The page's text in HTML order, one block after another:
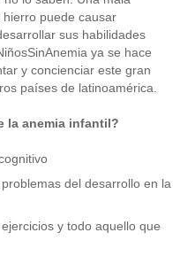
puede causar
sus habilidades
ya se hace
y concienciar este gran
países de latinoamérica.
la anemia infantil?
del desarrollo en la
y todo aquello que